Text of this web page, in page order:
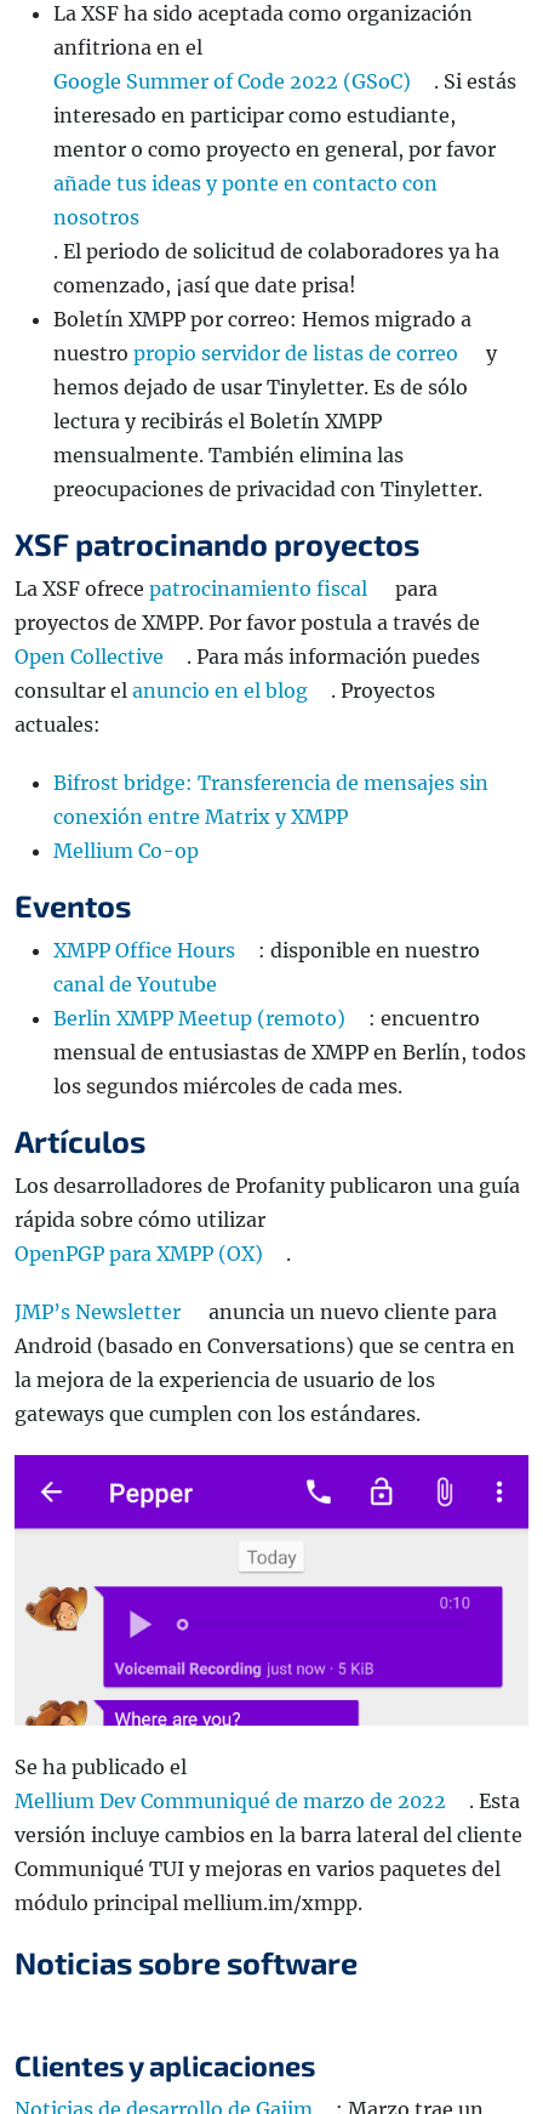
La XSF ha sido aceptada como organización
anfitriona en el
Google Summer of Code 2022 (GSoC)
. Si estás
interesado en participar como estudiante,
mentor o como proyecto en general, por favor
añade tus ideas y ponte en contacto con
nosotros
. El periodo de solicitud de colaboradores ya ha
comenzado, ¡así que date prisa!
Boletín XMPP por correo: Hemos migrado a
nuestro propio servidor de listas de correo
y
hemos dejado de usar Tinyletter. Es de sólo
lectura y recibirás el Boletín XMPP
mensualmente. También elimina las
preocupaciones de privacidad con Tinyletter.
XSF patrocinando proyectos
La XSF ofrece patrocinamiento fiscal
para
proyectos de XMPP. Por favor postula a través de
Open Collective
. Para más información puedes
consultar el anuncio en el blog
. Proyectos
actuales:
Bifrost bridge: Transferencia de mensajes sin
conexión entre Matrix y XMPP
Mellium Co-op
Eventos
XMPP Office Hours
: disponible en nuestro
canal de Youtube
Berlin XMPP Meetup (remoto)
: encuentro
mensual de entusiastas de XMPP en Berlín, todos
los segundos miércoles de cada mes.
Artículos
Los desarrolladores de Profanity publicaron una guía
rápida sobre cómo utilizar
OpenPGP para XMPP (OX)
.
JMP’s Newsletter
anuncia un nuevo cliente para
Android (basado en Conversations) que se centra en
la mejora de la experiencia de usuario de los
gateways que cumplen con los estándares.
Se ha publicado el
Mellium Dev Communiqué de marzo de 2022
. Esta
versión incluye cambios en la barra lateral del cliente
Communiqué TUI y mejoras en varios paquetes del
módulo principal mellium.im/xmpp.
Noticias sobre software
Clientes y aplicaciones
Noticias de desarrollo de Gajim : Marzo trae un